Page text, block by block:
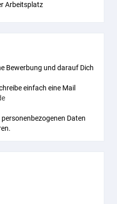
Arbeitsplatz
Bewerbung und darauf Dich
einfach eine Mail
Daten